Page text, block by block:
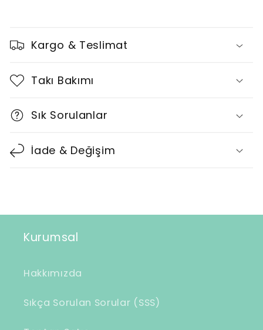
a
r
a
l
t
ı
a
l
Kargo & Teslimat
Takı Bakımı
Sık Sorulanlar
İade & Değişim
Kurumsal
Hakkımızda
Sıkça Sorulan Sorular (SSS)